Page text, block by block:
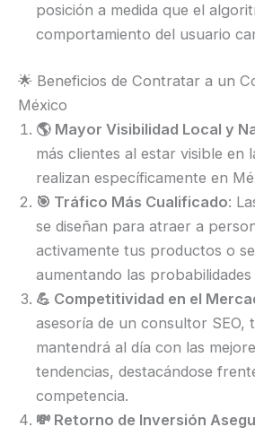
posición a medida que el
comportamiento del usuario
🌟 Beneficios de Contratar a un
México
🌎 Mayor Visibilidad Local y
más clientes al estar visible en
realizan específicamente en
🎯 Tráfico Más Cualificado:
se diseñan para atraer a
activamente tus productos o
aumentando las
💪 Competitividad en el
asesoría de un consultor SEO,
mantendrá al día con las
tendencias, destacándose
competencia.
💸 Retorno de Inversión